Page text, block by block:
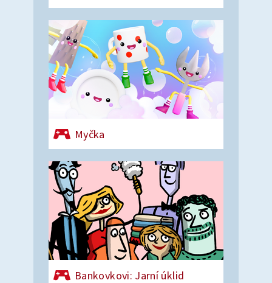
Myčka
Bankovkovi: Jarní úklid